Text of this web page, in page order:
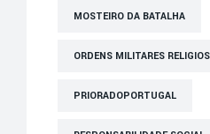
MOSTEIRO DA BATALHA
ORDENS MILITARES
PRIORADOPORTUGAL